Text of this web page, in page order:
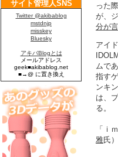
った際
が、
分が
アイ
ムで
指す
ンキ
は、
る。
「ｉ
雅氏